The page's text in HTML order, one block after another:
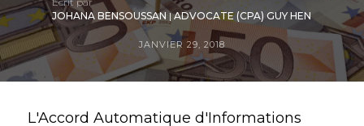
JOHANA BENSOUSSAN |ADVOCATE (CPA) GUY HEN
JANVIER 29, 2018
L'Accord Automatique d'Informations